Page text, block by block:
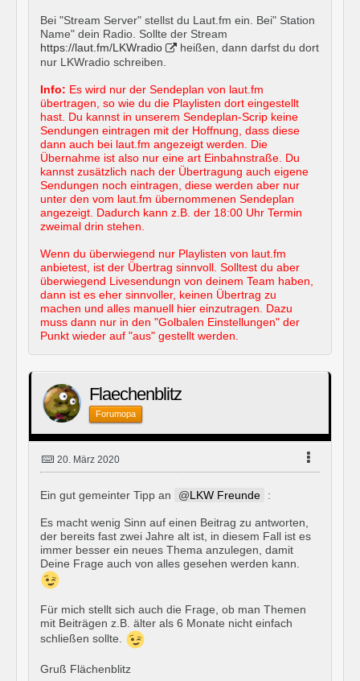
Bei "Stream Server" stellst du Laut.fm ein. Bei" Station
Name" dein Radio. Sollte der Stream
https://laut.fm/LKWradio
heißen, dann darfst du dort
nur LKWradio schreiben.
Info: Es wird nur der Sendeplan von laut.fm
übertragen, so wie du die Playlisten dort eingestellt
hast. Du kannst in unserem Sendeplan-Scrip keine
Sendungen eintragen mit der Hoffnung, dass diese
dann auch bei laut.fm angezeigt werden. Die
Übernahme ist also nur eine art Einbahnstraße. Du
kannst zusätzlich nach der Übertragung auch eigene
Sendungen noch eintragen, diese werden aber nur
unter den vom laut.fm übernommenen Sendeplan
angezeigt. Dadurch kann z.B. der 18:00 Uhr Termin
zweimal drin stehen.
Wenn du überwiegend nur Playlisten von laut.fm
anbietest, ist der Übertrag sinnvoll. Solltest du aber
überwiegend Livesendungn von deinem Team haben,
dann ist es eher sinnvoller, keinen Übertrag zu
machen und alles manuell hier einzutragen. Dazu
muss dann nur in den "Golbalen Einstellungen" der
Punkt wieder auf "aus" gestellt werden.
Flaechenblitz
Forumopa
20. März 2020
Ein gut gemeinter Tipp an LKW Freunde :
Es macht wenig Sinn auf einen Beitrag zu antworten,
der bereits fast zwei Jahre alt ist, in diesem Fall ist es
immer besser ein neues Thema anzulegen, damit
Deine Frage auch von alles gesehen werden kann.
Für mich stellt sich auch die Frage, ob man Themen
mit Beiträgen z.B. älter als 6 Monate nicht einfach
schließen sollte.
Gruß Flächenblitz